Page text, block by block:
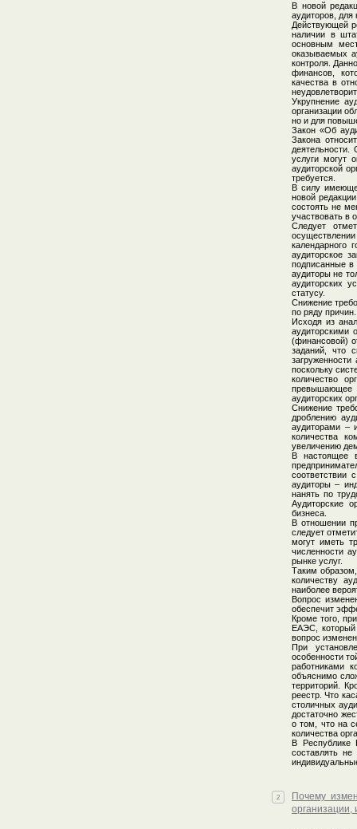
В новой
аудиторов,
Действующей
наличии в
основным
оказываемых
контроля.
финансов,
качества в
Укрупнение
организации
но и для
Закон «Об
Закона
деятельности.
услуги могут
аудиторской
требуется.
В силу
новой
состоять не
участвовать в
Следует
календарного
аудиторское
подписанные
аудиторы не
аудиторских
статусу.
Снижение
по ряду причин.
Исходя из
аудиторскими
(финансовой)
заданий, что
поскольку
количество
превышающее
аудиторских
Снижение
дроблению
аудиторами –
количества
увеличению
В настоящее
соответствии
аудиторы –
нанять по
Аудиторские
бизнеса.
В отношении
следует
могут иметь
численности
рынке услуг.
Таким
количеству
наиболее
Вопрос
обеспечит
Кроме того,
ЕАЭС, который
вопрос
При
особенности
работниками
объяснимо
территорий.
реестр. Что
столичных
достаточно
о том, что на
количества
В Республике
составлять
2
Почему